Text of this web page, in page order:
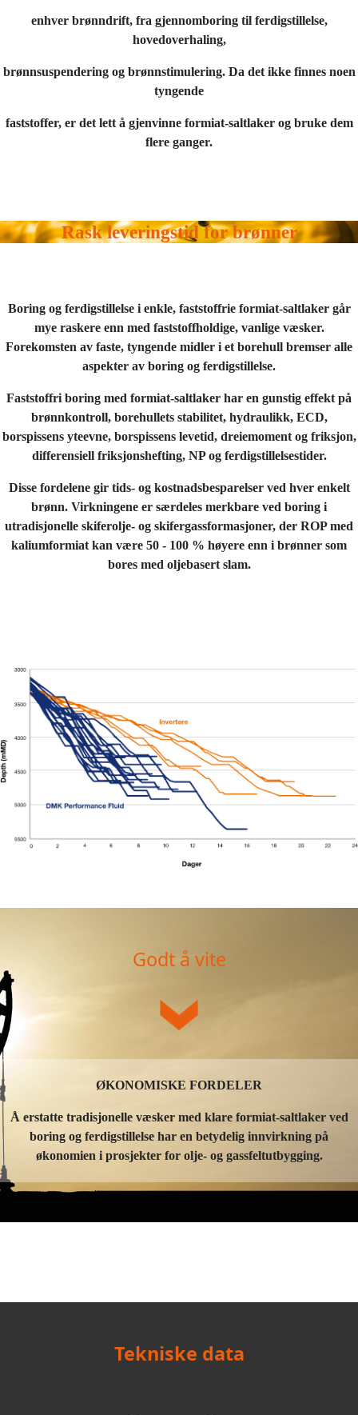
enhver brønndrift, fra gjennomboring til ferdigstillelse,
hovedoverhaling,
brønnsuspendering og brønnstimulering. Da det ikke finnes noen
tyngende
faststoffer, er det lett å gjenvinne formiat-saltlaker og bruke dem
flere ganger.
Rask leveringstid for brønner
Boring og ferdigstillelse i enkle, faststoffrie formiat-saltlaker går
mye raskere enn med faststoffholdige, vanlige væsker.
Forekomsten av faste, tyngende midler i et borehull bremser alle
aspekter av boring og ferdigstillelse.
Faststoffri boring med formiat-saltlaker har en gunstig effekt på
brønnkontroll, borehullets stabilitet, hydraulikk, ECD,
borspissens yteevne, borspissens levetid, dreiemoment og friksjon,
differensiell friksjonshefting, NP og ferdigstillelsestider.
Disse fordelene gir tids- og kostnadsbesparelser ved hver enkelt
brønn. Virkningene er særdeles merkbare ved boring i
utradisjonelle skiferolje- og skifergassformasjoner, der ROP med
kaliumformiat kan være 50 - 100 % høyere enn i brønner som
bores med oljebasert slam.
Godt å vite
ØKONOMISKE FORDELER
Å erstatte tradisjonelle væsker med klare formiat-saltlaker ved
boring og ferdigstillelse har en betydelig innvirkning på
økonomien i prosjekter for olje- og gassfeltutbygging.
Tekniske data